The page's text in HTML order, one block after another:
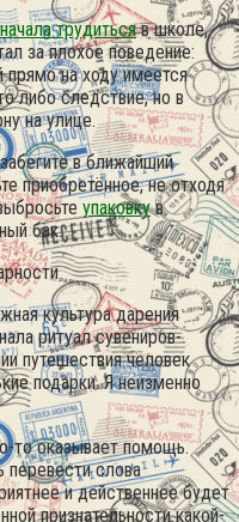
начала трудитьсяв школе,
за плохое поведение:
прямо на ходу имеется
либо следствие, но в
на улице.
в ближайший
приобретённое, не отходя
упаковкув
бак.
культура дарения
ритуал сувениров-
путешествия человек
подарки. Я неизменно
то оказывает помощь.
перевести слова
и действеннее будет
признательности какой-